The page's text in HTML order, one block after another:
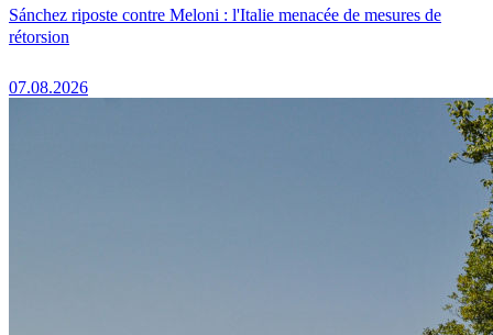
Sánchez riposte contre Meloni : l'Italie menacée de mesures de
rétorsion
07.08.2026